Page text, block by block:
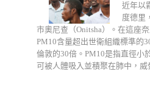
近年以
度德里
市奧尼查（Onitsha）。在這座
PM10含量超出世衛組織標準的
倫敦的30倍。PM10是指直徑小
可被人體吸入並積聚在肺中，威